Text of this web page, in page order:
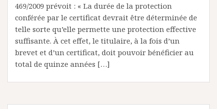
469/2009 prévoit : « La durée de la protection
conférée par le certificat devrait être déterminée de
telle sorte qu’elle permette une protection effective
suffisante. À cet effet, le titulaire, à la fois d’un
brevet et d’un certificat, doit pouvoir bénéficier au
total de quinze années […]